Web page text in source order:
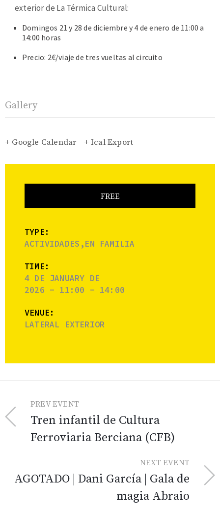
exterior de La Térmica Cultural:
Domingos 21 y 28 de diciembre y 4 de enero de 11:00 a
14:00 horas
Precio: 2€/viaje de tres vueltas al circuito
Gallery
+ Google Calendar + Ical Export
FREE
TYPE:
ACTIVIDADES,EN FAMILIA
TIME:
4 DE JANUARY DE
2026 - 11:00 - 14:00
VENUE:
LATERAL EXTERIOR
PREV EVENT
Tren infantil de Cultura
Ferroviaria Berciana (CFB)
NEXT EVENT
AGOTADO | Dani García | Gala de
magia Abraio